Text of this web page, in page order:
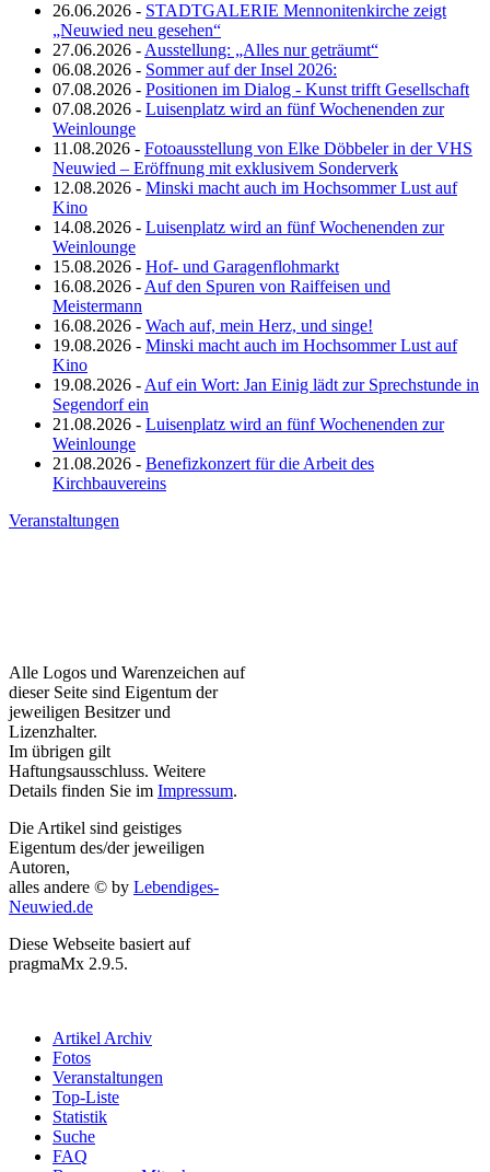
26.06.2026 - STADTGALERIE Mennonitenkirche zeigt
„Neuwied neu gesehen“
27.06.2026 - Ausstellung: „Alles nur geträumt“
06.08.2026 - Sommer auf der Insel 2026:
07.08.2026 - Positionen im Dialog - Kunst trifft Gesellschaft
07.08.2026 - Luisenplatz wird an fünf Wochenenden zur
Weinlounge
11.08.2026 - Fotoausstellung von Elke Döbbeler in der VHS
Neuwied – Eröffnung mit exklusivem Sonderverk
12.08.2026 - Minski macht auch im Hochsommer Lust auf
Kino
14.08.2026 - Luisenplatz wird an fünf Wochenenden zur
Weinlounge
15.08.2026 - Hof- und Garagenflohmarkt
16.08.2026 - Auf den Spuren von Raiffeisen und
Meistermann
16.08.2026 - Wach auf, mein Herz, und singe!
19.08.2026 - Minski macht auch im Hochsommer Lust auf
Kino
19.08.2026 - Auf ein Wort: Jan Einig lädt zur Sprechstunde in
Segendorf ein
21.08.2026 - Luisenplatz wird an fünf Wochenenden zur
Weinlounge
21.08.2026 - Benefizkonzert für die Arbeit des
Kirchbauvereins
Veranstaltungen
Alle Logos und Warenzeichen auf
dieser Seite sind Eigentum der
jeweiligen Besitzer und
Lizenzhalter.
Im übrigen gilt
Haftungsausschluss. Weitere
Details finden Sie im Impressum.
Die Artikel sind geistiges
Eigentum des/der jeweiligen
Autoren,
alles andere © by Lebendiges-
Neuwied.de
Diese Webseite basiert auf
pragmaMx 2.9.5.
Artikel Archiv
Fotos
Veranstaltungen
Top-Liste
Statistik
Suche
FAQ